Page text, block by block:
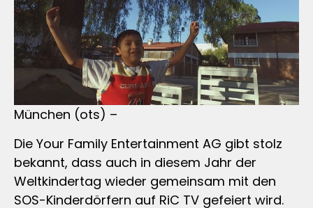
München (ots) –
Die Your Family Entertainment AG gibt stolz
bekannt, dass auch in diesem Jahr der
Weltkindertag wieder gemeinsam mit den
SOS-Kinderdörfern auf RiC TV gefeiert wird.